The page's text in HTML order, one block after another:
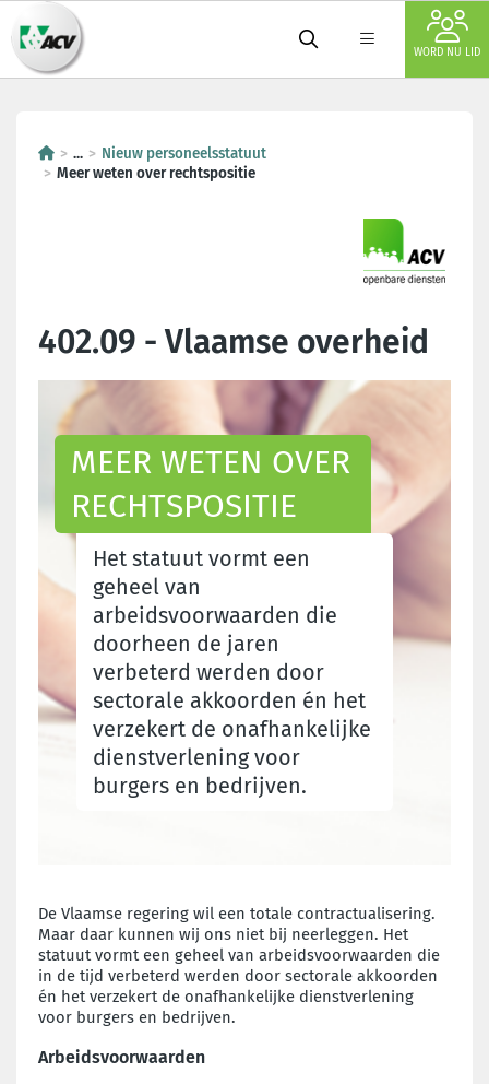
WORD NU LID
...
Nieuw personeelsstatuut
Meer weten over rechtspositie
402.09 - Vlaamse overheid
MEER WETEN OVER
RECHTSPOSITIE
Het statuut vormt een
geheel van
arbeidsvoorwaarden die
doorheen de jaren
verbeterd werden door
sectorale akkoorden én het
verzekert de onafhankelijke
dienstverlening voor
burgers en bedrijven.
De Vlaamse regering wil een totale contractualisering.
Maar daar kunnen wij ons niet bij neerleggen. Het
statuut vormt een geheel van arbeidsvoorwaarden die
in de tijd verbeterd werden door sectorale akkoorden
én het verzekert de onafhankelijke dienstverlening
voor burgers en bedrijven.
Arbeidsvoorwaarden